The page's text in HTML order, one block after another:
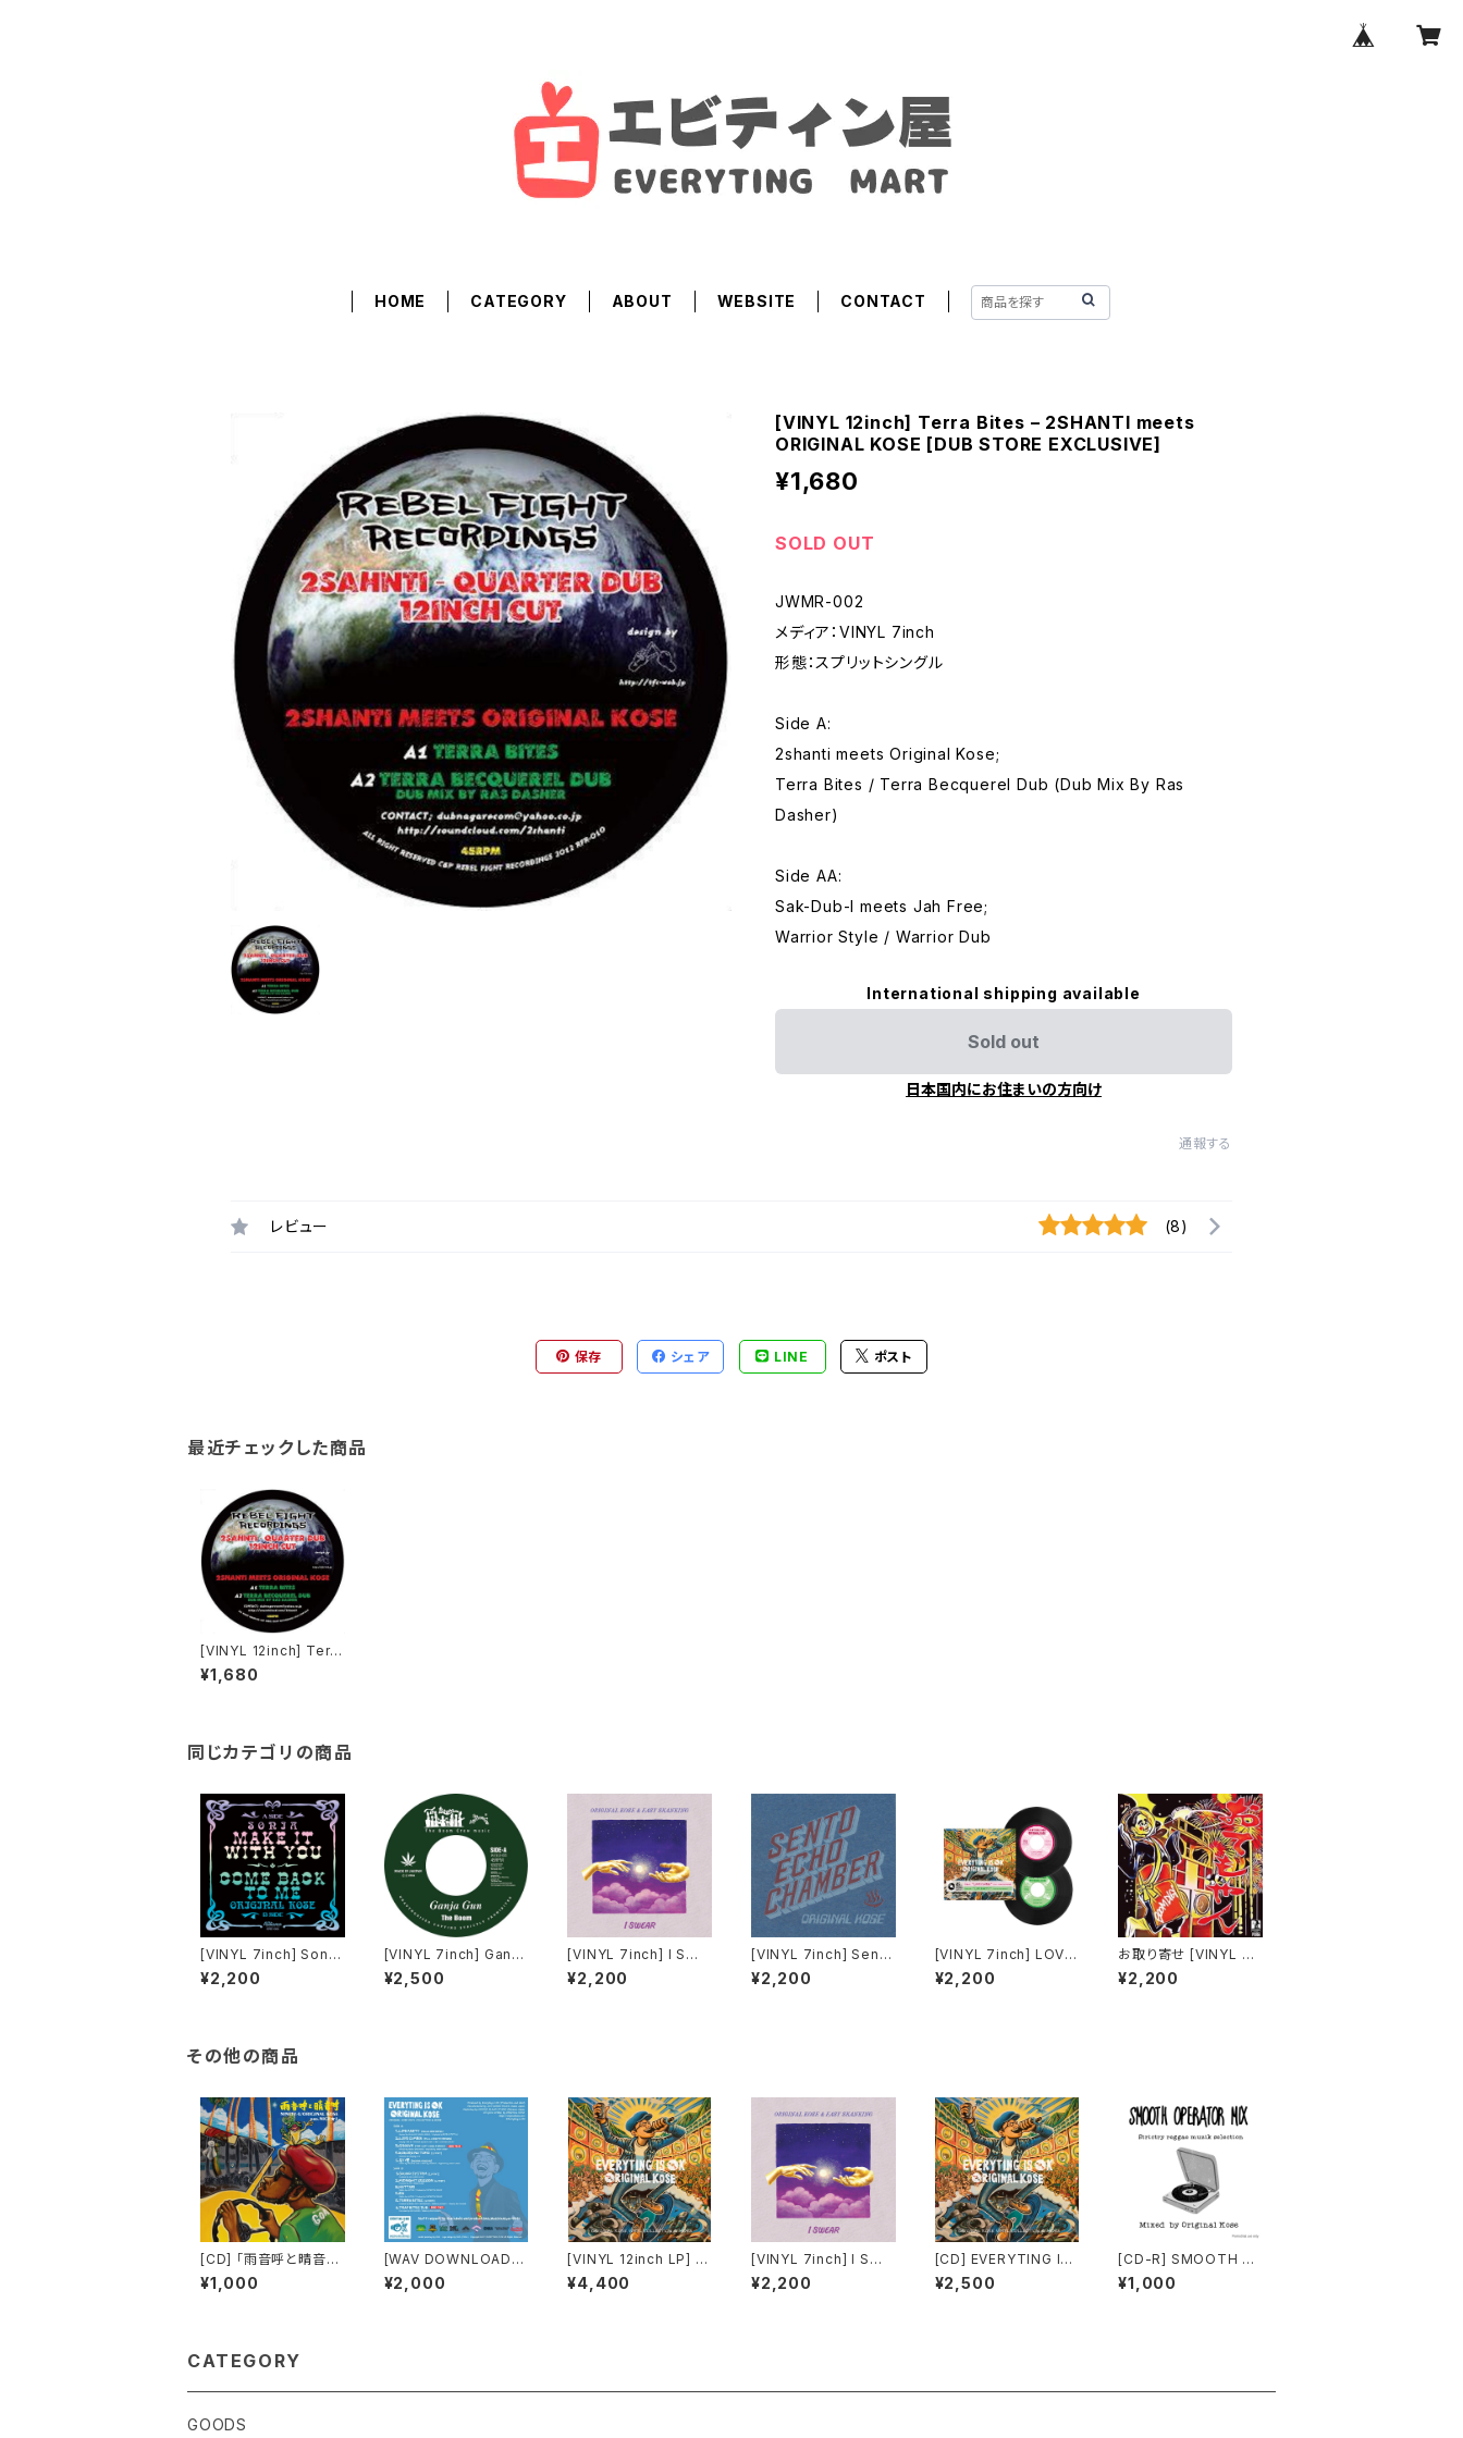
HOME CATEGORY ABOUT WEBSITE CONTACT
[VINYL 12inch] Terra Bites – 2SHANTI meets
ORIGINAL KOSE [DUB STORE EXCLUSIVE]
¥1,680
SOLD OUT
JWMR-002
メディア：VINYL 7inch
形態：スプリットシングル
Side A:
2shanti meets Original Kose;
Terra Bites / Terra Becquerel Dub (Dub Mix By Ras
Dasher)
Side AA:
Sak-Dub-I meets Jah Free;
Warrior Style / Warrior Dub
International shipping available
Sold out
日本国内にお住まいの方向け
通報する
レビュー (8)
保存 シェア LINE ポスト
最近チェックした商品
[VINYL 12inch] Terra
Bites – 2SHANTI me
ets ORIGINAL KOSE
¥1,680
同じカテゴリの商品
[VINYL 7inch] Sonia
/ Original Kose「Mak
e It With You / Com
¥2,200
[VINYL 7inch] Ganja
Gun/The Boom SM
OKE A DE GANJA /O
¥2,500
[VINYL 7inch] I SWE
AR - ORIGINAL KOS
E & EASY SKANKING
¥2,200
[VINYL 7inch] Sento
Echo Chamber - OR
IGINAL KOSE
¥2,200
[VINYL 7inch] LOVE
CUMBIA / LIFE PART
Y(EQUALIZER REMI
¥2,200
お取り寄せ [VINYL 7i
nch] BOOMDIGI / O
TEMO-YAN / 春が来
¥2,200
その他の商品
[CD] 「雨音呼と晴音呼
EP」NINETY-U / ORI
GINAL KOSE / pro. N
¥1,000
[WAV DOWNLOAD]
EVERYTING IS OK -
Riddim Vesrion 集
¥2,000
[VINYL 12inch LP] E
VERYTING IS OK - O
RIGINAL KOSE
¥4,400
[VINYL 7inch] I SWE
AR - ORIGINAL KOS
E & EASY SKANKING
¥2,200
[CD] EVERYTING IS
OK - ORIGINAL KOS
E
¥2,500
[CD-R] SMOOTH O
PERATOR MIX mixe
d by ORIGINAL KOS
¥1,000
CATEGORY
GOODS